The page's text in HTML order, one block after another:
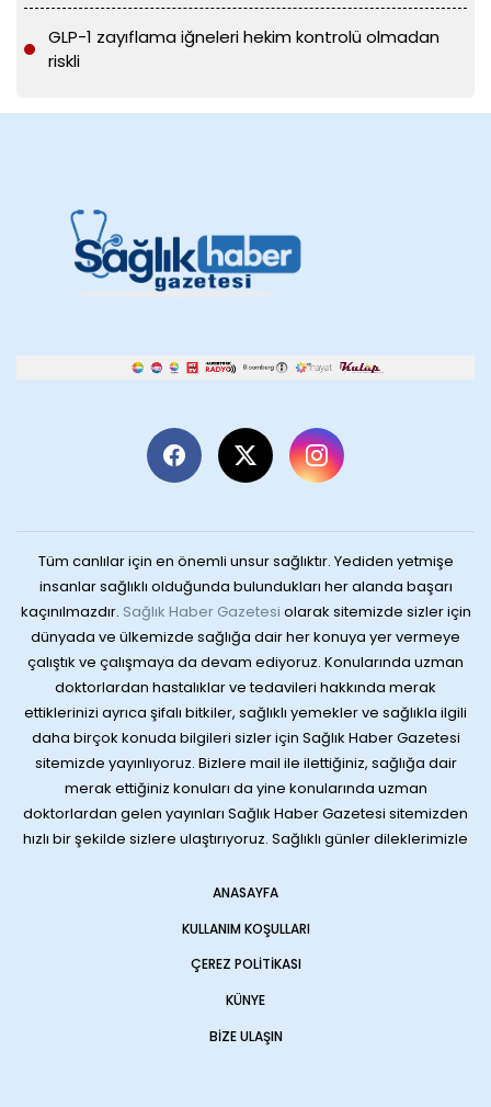
GLP-1 zayıflama iğneleri hekim kontrolü olmadan
riskli
Tüm canlılar için en önemli unsur sağlıktır. Yediden yetmişe
insanlar sağlıklı olduğunda bulundukları her alanda başarı
kaçınılmazdır. Sağlık Haber Gazetesi olarak sitemizde sizler için
dünyada ve ülkemizde sağlığa dair her konuya yer vermeye
çalıştık ve çalışmaya da devam ediyoruz. Konularında uzman
doktorlardan hastalıklar ve tedavileri hakkında merak
ettiklerinizi ayrıca şifalı bitkiler, sağlıklı yemekler ve sağlıkla ilgili
daha birçok konuda bilgileri sizler için Sağlık Haber Gazetesi
sitemizde yayınlıyoruz. Bizlere mail ile ilettiğiniz, sağlığa dair
merak ettiğiniz konuları da yine konularında uzman
doktorlardan gelen yayınları Sağlık Haber Gazetesi sitemizden
hızlı bir şekilde sizlere ulaştırıyoruz. Sağlıklı günler dileklerimizle
ANASAYFA
KULLANIM KOŞULLARI
ÇEREZ POLITIKASI
KÜNYE
BIZE ULAŞIN